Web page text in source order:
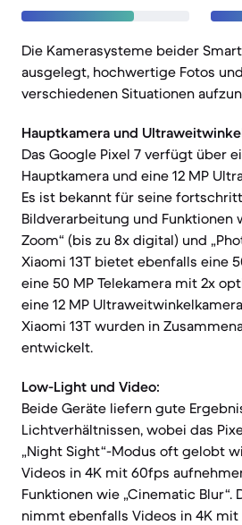
Die Kamerasysteme beider
ausgelegt, hochwertige Fotos
verschiedenen Situationen
Hauptkamera und
Das Google Pixel 7 verfügt über
Hauptkamera und eine 12 MP
Es ist bekannt für seine
Bildverarbeitung und Funktionen
Zoom“ (bis zu 8x digital) und
Xiaomi 13T bietet ebenfalls eine
eine 50 MP Telekamera mit 2x
eine 12 MP
Xiaomi 13T wurden in
entwickelt.
Low-Light und Video:
Beide Geräte liefern gute
Lichtverhältnissen, wobei das
„Night Sight“-Modus oft gelobt
Videos in 4K mit 60fps
Funktionen wie „Cinematic Blur“.
nimmt ebenfalls Videos in 4K mit